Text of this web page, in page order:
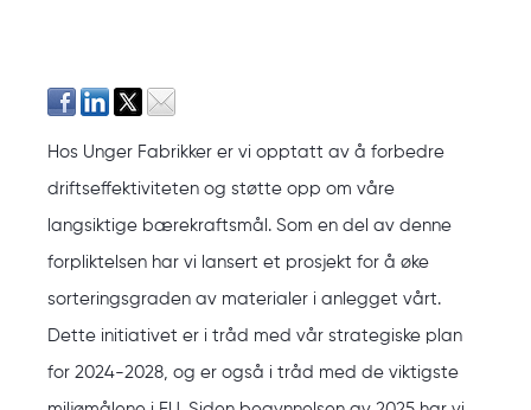
Hos Unger Fabrikker er vi opptatt av å forbedre
driftseffektiviteten og støtte opp om våre
langsiktige bærekraftsmål. Som en del av denne
forpliktelsen har vi lansert et prosjekt for å øke
sorteringsgraden av materialer i anlegget vårt.
Dette initiativet er i tråd med vår strategiske plan
for 2024-2028, og er også i tråd med de viktigste